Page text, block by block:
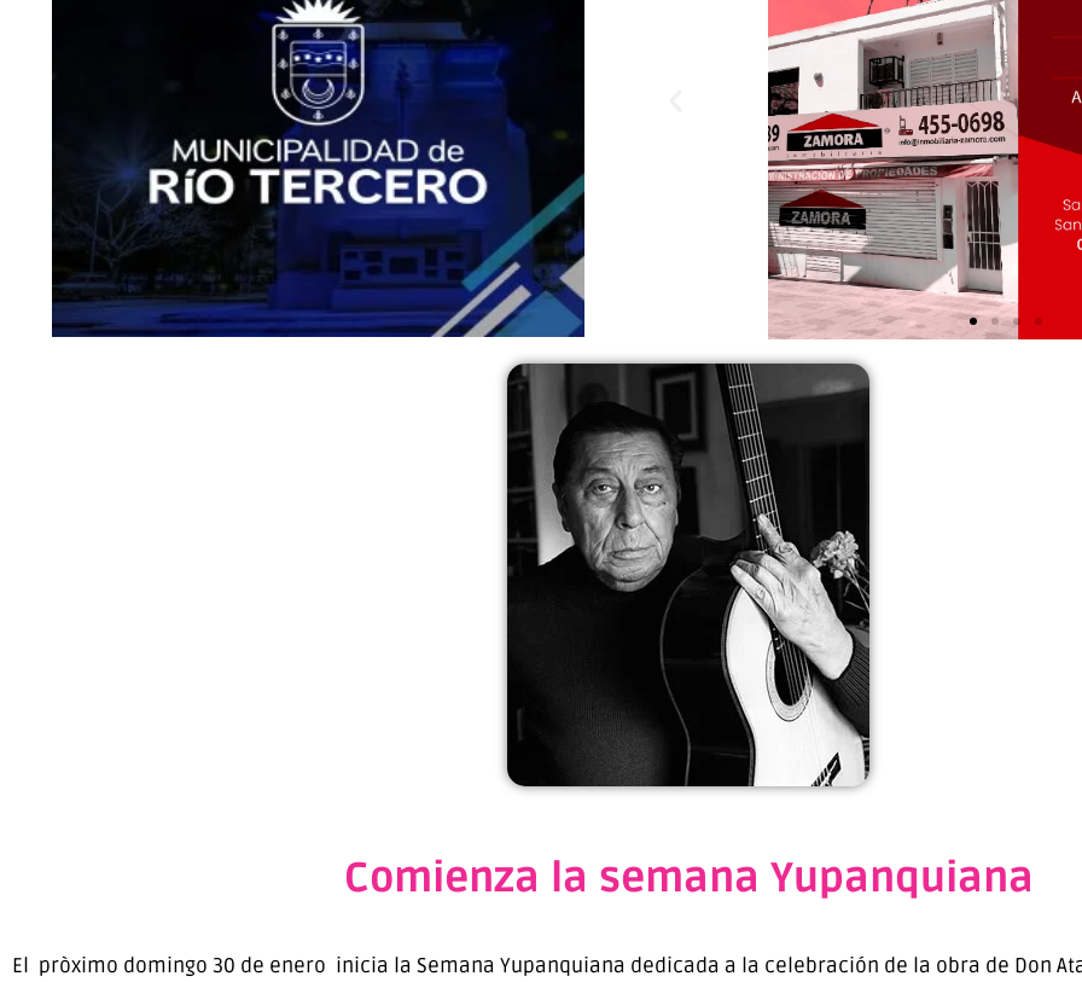
Comienza la semana Yupanquiana
El pròximo domingo 30 de enero inicia la Semana Yupanquiana dedicada a la celebración de la obra de Don